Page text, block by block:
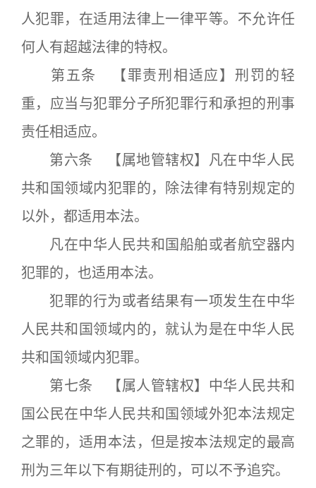
人犯罪，在适用法律上一律平等。不允许任
何人有超越法律的特权。
第五条 【罪责刑相适应】刑罚的轻
重，应当与犯罪分子所犯罪行和承担的刑事
责任相适应。
第六条 【属地管辖权】凡在中华人民
共和国领域内犯罪的，除法律有特别规定的
以外，都适用本法。
凡在中华人民共和国船舶或者航空器内
犯罪的，也适用本法。
犯罪的行为或者结果有一项发生在中华
人民共和国领域内的，就认为是在中华人民
共和国领域内犯罪。
第七条 【属人管辖权】中华人民共和
国公民在中华人民共和国领域外犯本法规定
之罪的，适用本法，但是按本法规定的最高
刑为三年以下有期徒刑的，可以不予追究。